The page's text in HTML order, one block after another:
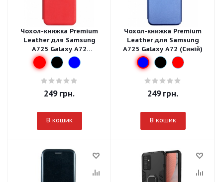
Чохол-книжка Premium
Leather для Samsung
A725 Galaxy A72
(Червоний)
249грн.
В кошик
Чохол-книжка Premium
Leather для Samsung
A725 Galaxy A72 (Синій)
249грн.
В кошик